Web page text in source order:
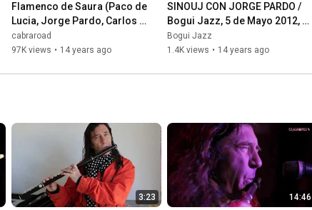
Flamenco de Saura (Paco de
Lucia, Jorge Pardo, Carlos
Benavent...).flv
cabraroad
97K views • 14 years ago
SINOUJ CON JORGE PARDO /
Bogui Jazz, 5 de Mayo 2012,
"Naima"
Bogui Jazz
1.4K views • 14 years ago
3:23 14:46